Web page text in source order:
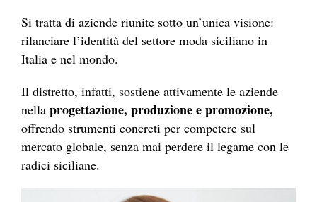
Si tratta di aziende riunite sotto un’unica visione:
rilanciare l’identità del settore moda siciliano in
Italia e nel mondo.
Il distretto, infatti, sostiene attivamente le aziende
nella progettazione, produzione e promozione,
offrendo strumenti concreti per competere sul
mercato globale, senza mai perdere il legame con le
radici siciliane.